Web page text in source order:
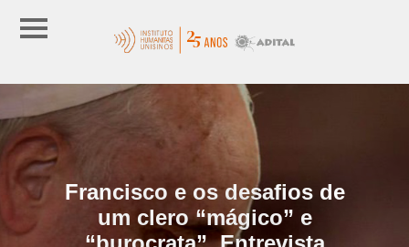
Francisco e os desafios de
um clero “mágico” e